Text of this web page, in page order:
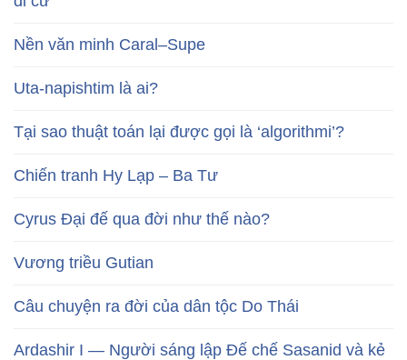
Nền văn minh Caral–Supe
Uta-napishtim là ai?
Tại sao thuật toán lại được gọi là ‘algorithmi’?
Chiến tranh Hy Lạp – Ba Tư
Cyrus Đại đế qua đời như thế nào?
Vương triều Gutian
Câu chuyện ra đời của dân tộc Do Thái
Ardashir I — Người sáng lập Đế chế Sasanid và kẻ